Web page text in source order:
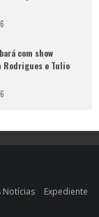
com show
e Tulio
Notícias Expediente